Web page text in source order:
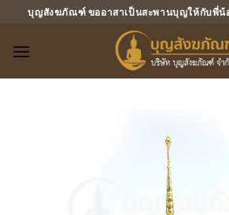
บุญสังฆภัณฑ์ ขออาสาเป็นสะพานบุญให้กับพี่น้